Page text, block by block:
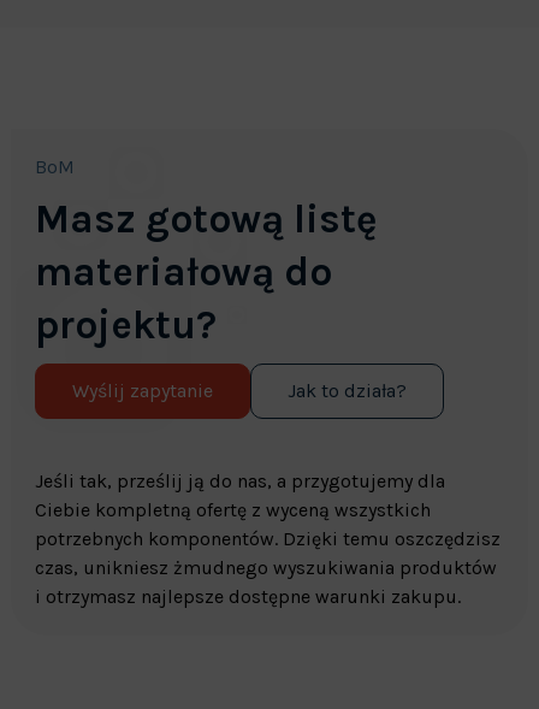
BoM
Masz gotową listę
materiałową do
projektu?
Wyślij zapytanie Jak to działa?
Jeśli tak, prześlij ją do nas, a przygotujemy dla
Ciebie kompletną ofertę z wyceną wszystkich
potrzebnych komponentów. Dzięki temu oszczędzisz
czas, unikniesz żmudnego wyszukiwania produktów
i otrzymasz najlepsze dostępne warunki zakupu.